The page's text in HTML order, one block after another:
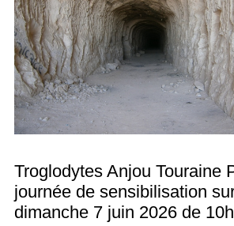
Troglodytes Anjou Touraine
journée de sensibilisation
dimanche 7 juin 2026 de